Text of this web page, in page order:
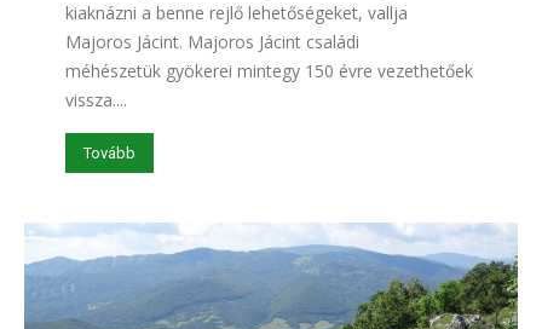
kiaknázni a benne rejlő lehetőségeket, vallja
Majoros Jácint. Majoros Jácint családi
méhészetük gyökerei mintegy 150 évre vezethetőek
vissza....
Tovább